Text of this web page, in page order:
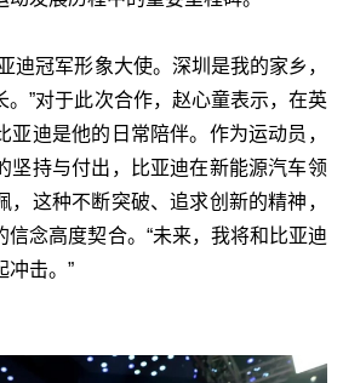
迪冠军形象大使。深圳是我的家乡，
。”对于此次合作，赵心童表示，在英
亚迪是他的日常陪伴。作为运动员，
坚持与付出，比亚迪在新能源汽车领
，这种不断突破、追求创新的精神，
信念高度契合。“未来，我将和比亚迪
冲击。”